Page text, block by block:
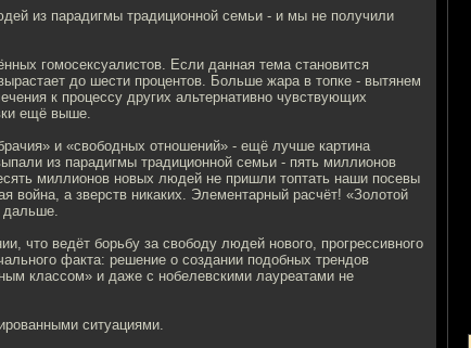
из парадигмы традиционной семьи - и мы не получили
гомосексуалистов. Если данная тема становится
до шести процентов. Больше жара в топке - вытянем
к процессу других альтернативно чувствующих
ещё выше.
и «свободных отношений» - ещё лучше картина
из парадигмы традиционной семьи - пять миллионов
миллионов новых людей не пришли топтать наши посевы
война, а зверств никаких. Элементарный расчёт! «Золотой
дальше.
что ведёт борьбу за свободу людей нового, прогрессивного
факта: решение о создании подобных трендов
классом» и даже с нобелевскими лауреатами не
ситуациями.